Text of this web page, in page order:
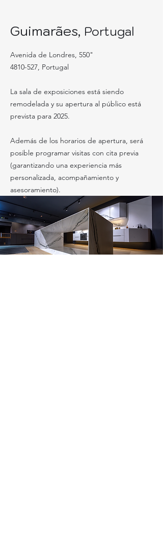
Guimarães, Portugal
Avenida de Londres, 550"
4810-527, Portugal
La sala de exposiciones está siendo
remodelada y su apertura al público está
prevista para 2025.
Además de los horarios de apertura, será
posible programar visitas con cita previa
(garantizando una experiencia más
personalizada, acompañamiento y
asesoramiento).